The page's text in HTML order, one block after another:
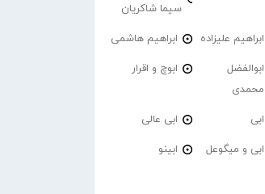
سیما شاکریان
ابراهیم علیزاده ابراهیم هاشمی
ابوالفضل
محمدی
ابوچ و اقرار
ابی ابی عالی
ابی و میگوعل ابینو